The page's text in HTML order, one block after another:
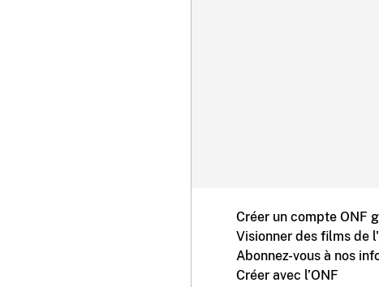
Créer un compte ONF
Visionner des films de
Abonnez-vous à nos
Créer avec l’ONF